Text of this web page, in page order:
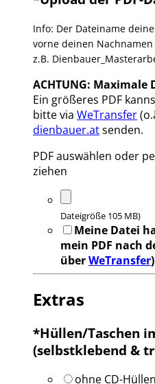
Info: Der Dateiname
vorne deinen Nachnamen
z.B.
ACHTUNG: Maximale
Ein größeres PDF
bitte via WeTransfer
dienbauer.atsenden.
PDF auswählen oder
ziehen
Dateigröße 105 MB)
Meine Datei
mein PDF nach
überWeTransfer)
Extras
*Hüllen/Taschen
(selbstklebend &
ohne CD-Hüllen